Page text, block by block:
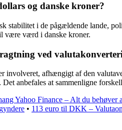
og danske kroner?
stabilitet i de pågældende lande,
være værd i danske kroner.
ved
involveret, afhængigt af den
anbefales at sammenligne
Yahoo Finance – Alt du behøver
• 113 euro til DKK –